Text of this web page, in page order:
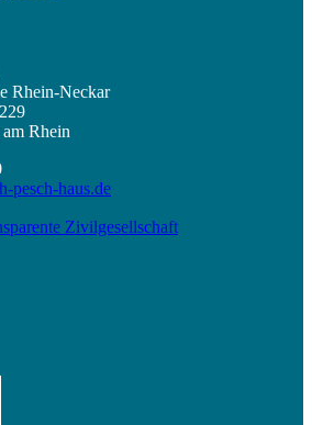
Rhein-Neckar
Rhein
pesch-haus.de